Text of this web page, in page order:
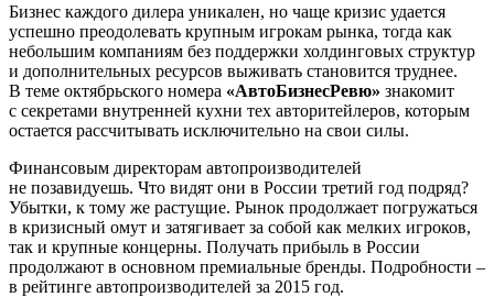
Бизнес каждого дилера уникален, но чаще кризис удается
успешно преодолевать крупным игрокам рынка, тогда как
небольшим компаниям без поддержки холдинговых структур
и дополнительных ресурсов выживать становится труднее.
В теме октябрьского номера «АвтоБизнесРевю» знакомит
с секретами внутренней кухни тех авторитейлеров, которым
остается рассчитывать исключительно на свои силы.
Финансовым директорам автопроизводителей
не позавидуешь. Что видят они в России третий год подряд?
Убытки, к тому же растущие. Рынок продолжает погружаться
в кризисный омут и затягивает за собой как мелких игроков,
так и крупные концерны. Получать прибыль в России
продолжают в основном премиальные бренды. Подробности –
в рейтинге автопроизводителей за 2015 год.